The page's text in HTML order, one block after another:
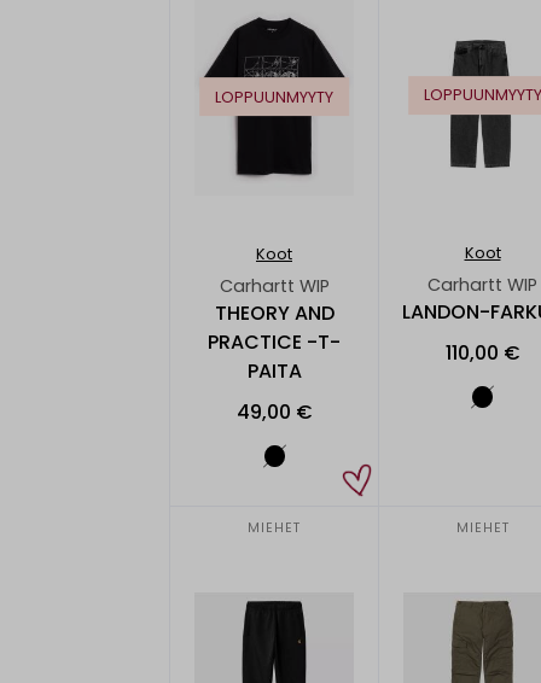
LOPPUUNMYYTY
Koot
Carhartt WIP
THEORY AND
PRACTICE -T-
PAITA
49,00 €
LOPPUUNMYYTY
Koot
Carhartt WIP
LANDON-
110,00 €
MIEHET MIEHET